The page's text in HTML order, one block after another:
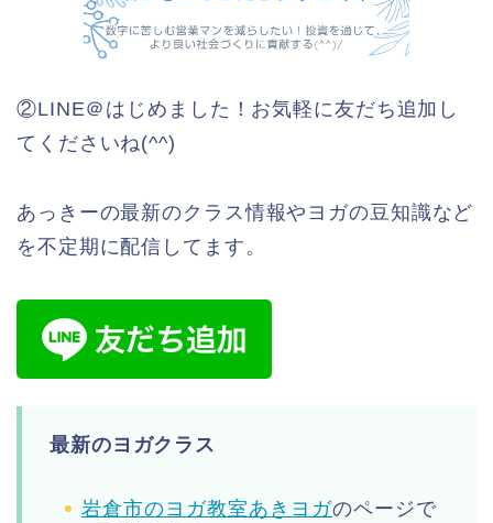
②LINE＠はじめました！お気軽に友だち追加し
てくださいね(^^)
あっきーの最新のクラス情報やヨガの豆知識など
を不定期に配信してます。
最新のヨガクラス
岩倉市のヨガ教室あきヨガのページで